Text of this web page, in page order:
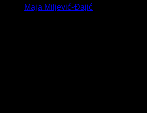
Maja Miljević-Đajić